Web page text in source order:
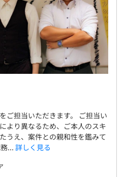
ご担当いただきます。 ご担当い
より異なるため、ご本人のスキ
うえ、案件との親和性を鑑みて
... 詳しく見る